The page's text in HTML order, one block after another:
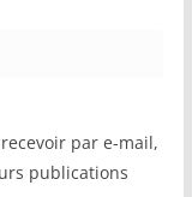
par e-mail,
publications